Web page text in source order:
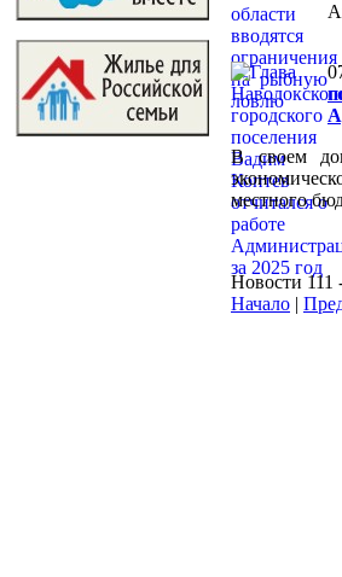
В своем
местного
Новости 111
Начало |